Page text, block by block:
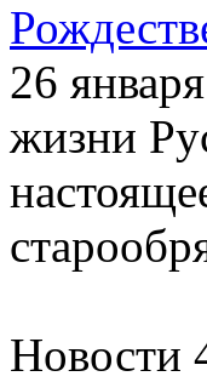
26
жизни
Новости